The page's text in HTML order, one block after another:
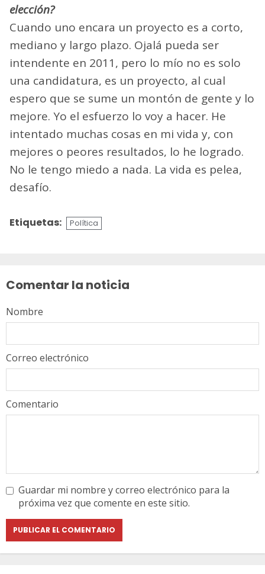
elección?
Cuando uno encara un proyecto es a corto,
mediano y largo plazo. Ojalá pueda ser
intendente en 2011, pero lo mío no es solo
una candidatura, es un proyecto, al cual
espero que se sume un montón de gente y lo
mejore. Yo el esfuerzo lo voy a hacer. He
intentado muchas cosas en mi vida y, con
mejores o peores resultados, lo he logrado.
No le tengo miedo a nada. La vida es pelea,
desafío.
Etiquetas: Política
Comentar la noticia
Comentario
Nombre
Correo electrónico
Guardar mi nombre y correo electrónico para la
próxima vez que comente en este sitio.